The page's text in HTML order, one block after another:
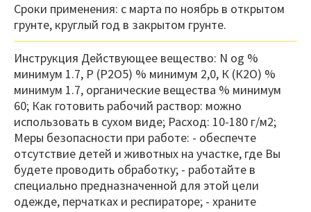
Сроки применения: с марта по ноябрь в открытом
грунте, круглый год в закрытом грунте.
Инструкция Действующее вещество: N og %
минимум 1.7, Р (Р2О5) % минимум 2,0, К (К2О) %
минимум 1.7, органические вещества % минимум
60; Как готовить рабочий раствор: можно
использовать в сухом виде; Расход: 10-180 г/м2;
Меры безопасности при работе: - обеспечте
отсутствие детей и животных на участке, где Вы
будете проводить обработку; - работайте в
специально предназначенной для этой цели
одежде, перчатках и респираторе; - храните